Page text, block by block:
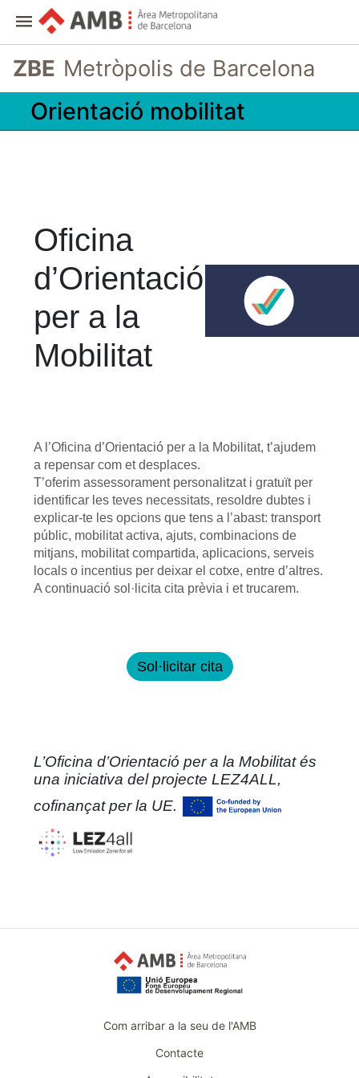
ZBE Metròpolis de Barcelona
Orientació mobilitat
Oficina
d’Orientació
per a la
Mobilitat
A l’Oficina d’Orientació per a la Mobilitat, t’ajudem
a repensar com et desplaces.
T’oferim assessorament personalitzat i gratuït per
identificar les teves necessitats, resoldre dubtes i
explicar-te les opcions que tens a l’abast: transport
públic, mobilitat activa, ajuts, combinacions de
mitjans, mobilitat compartida, aplicacions, serveis
locals o incentius per deixar el cotxe, entre d’altres.
A continuació sol·licita cita prèvia i et trucarem.
Sol·licitar cita
L’Oficina d’Orientació per a la Mobilitat és
una iniciativa del projecte LEZ4ALL,
cofinançat per la UE.
Com arribar a la seu de l'AMB
Contacte